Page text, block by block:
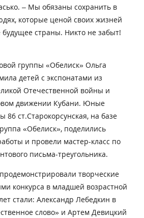
– Мы обязаны сохранить в
которые ценой своих жизней
страны. Никто не забыт!
группы «Обелиск» Ольга
детей с экспонатами из
Отечественной войны и
движении Кубани. Юные
86 ст.Старокорсунская, на базе
«Обелиск», поделились
и провели мастер-класс по
письма-треугольника.
творческие
конкурса в младшей возрастной
стали: Александр Лебедкин в
слово» и Артем Девицкий